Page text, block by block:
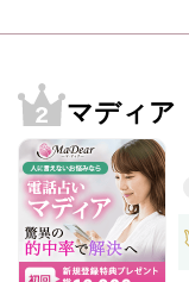
マディア